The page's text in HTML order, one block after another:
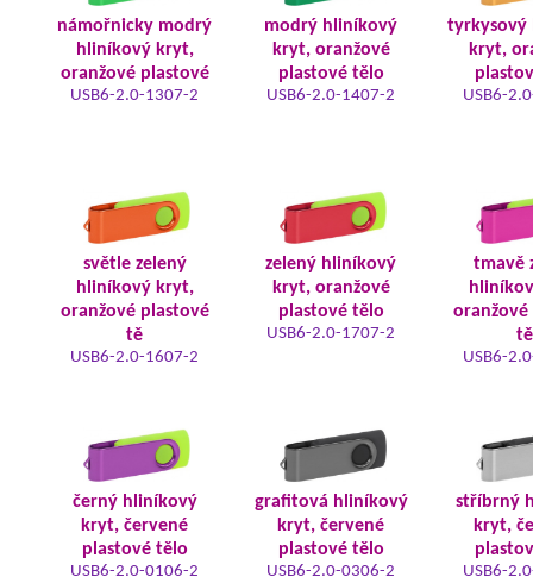
námořnicky modrý
hliníkový kryt,
oranžové plastové
USB6-2.0-1307-2
modrý hliníkový
kryt, oranžové
plastové tělo
USB6-2.0-1407-2
tyrkysový
kryt,
USB6-
světle zelený
hliníkový kryt,
oranžové plastové
tě
USB6-2.0-1607-2
zelený hliníkový
kryt, oranžové
plastové tělo
USB6-2.0-1707-2
tmavě
oranžové
USB6-
černý hliníkový
kryt, červené
plastové tělo
USB6-2.0-0106-2
grafitová hliníkový
kryt, červené
plastové tělo
USB6-2.0-0306-2
stříbrný
kryt,
USB6-